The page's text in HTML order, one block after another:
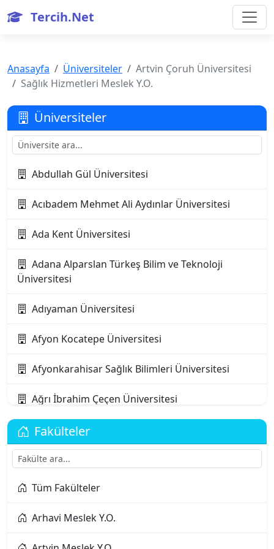
Tercih.Net
Anasayfa Üniversiteler
Artvin Çoruh Üniversitesi
Sağlık Hizmetleri Meslek Y.O.
Üniversiteler
Abdullah Gül Üniversitesi
Acıbadem Mehmet Ali Aydınlar Üniversitesi
Ada Kent Üniversitesi
Adana Alparslan Türkeş Bilim ve Teknoloji
Üniversitesi
Adıyaman Üniversitesi
Afyon Kocatepe Üniversitesi
Afyonkarahisar Sağlık Bilimleri Üniversitesi
Ağrı İbrahim Çeçen Üniversitesi
Akdeniz Karpaz Üniversitesi
Akdeniz Üniversitesi
Aksaray Üniversitesi
Alanya Alaaddin Keykubat Üniversitesi
Fakülteler
Tüm Fakülteler
Arhavi Meslek Y.O.